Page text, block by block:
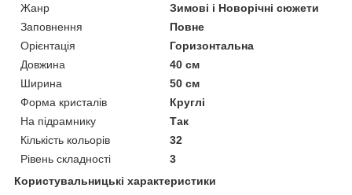
Жанр
Зимові і Новорічні сюжети
Заповнення
Повне
Орієнтація
Горизонтальна
Довжина
40 см
Ширина
50 см
Форма кристалів
Круглі
На підрамнику
Так
Кількість кольорів
32
Рівень складності
3
Користувальницькі характеристики